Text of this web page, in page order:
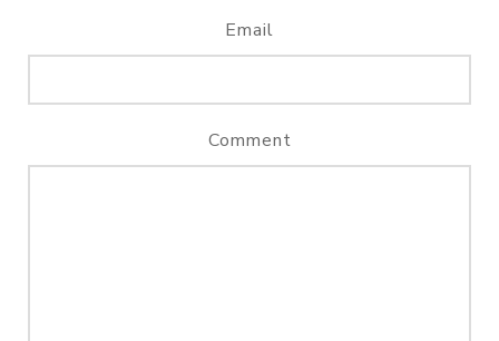
Email
Comment